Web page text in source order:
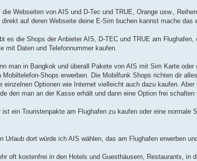
die Webseiten von AIS und D-Tec und TRUE, Orange usw.,
direkt auf deren Webseite deine E-Sim buchen kannst mache das
es die Shops der Anbieter AIS, D-TEC und TRUE am
mit Daten und Telefonnummer kaufen.
man in Bangkok und überall Pakete von AIS mit Sim Karte
Mobiltelefon-Shops erwerben. Die Mobilfunk Shops richten dir
einzelnen Optionen wie Internet vielleicht auch dazu kaufen.
den man an der Kasse erhält und dann eine Option frei
ist ein Touristenpakte am Flughafen zu kaufen oder eine
Urlaub dort würde ich AIS wählen, das am Flughafen erwerben
oft kostenfrei in den Hotels und Guesthäusern, Restaurants,